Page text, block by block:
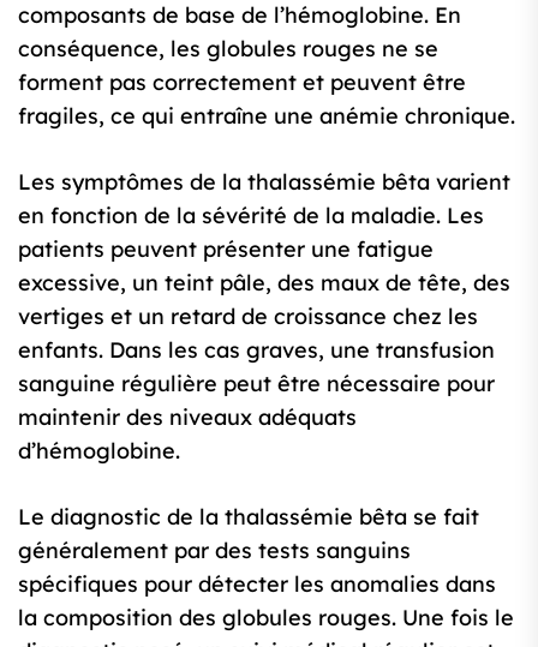
composants de base de l’hémoglobine. En
conséquence, les globules rouges ne se
forment pas correctement et peuvent être
fragiles, ce qui entraîne une anémie chronique.
Les symptômes de la thalassémie bêta varient
en fonction de la sévérité de la maladie. Les
patients peuvent présenter une fatigue
excessive, un teint pâle, des maux de tête, des
vertiges et un retard de croissance chez les
enfants. Dans les cas graves, une transfusion
sanguine régulière peut être nécessaire pour
maintenir des niveaux adéquats
d’hémoglobine.
Le diagnostic de la thalassémie bêta se fait
généralement par des tests sanguins
spécifiques pour détecter les anomalies dans
la composition des globules rouges. Une fois le